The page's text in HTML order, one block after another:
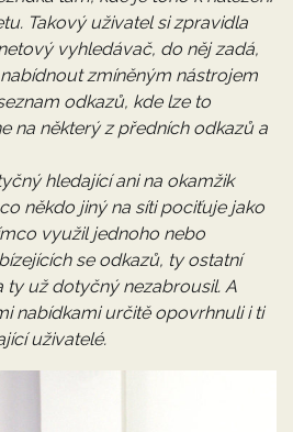
Takový uživatel si zpravidla
vyhledávač, do něj zadá,
zmíněným nástrojem
odkazů, kde lze to
na některý z předních odkazů a
hledající ani na okamžik
někdo jiný na síti pociťuje jako
využil jednoho nebo
se odkazů, ty ostatní
ty už dotyčný nezabrousil. A
nabídkami určitě opovrhnuli i ti
uživatelé.